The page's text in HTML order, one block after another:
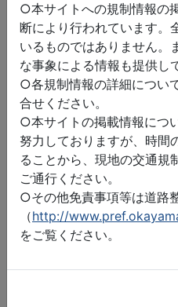
○本サイトへの規制情報の
断により行われています。
いるものではありません。
な事象による情報も提供し
○各規制情報の詳細につい
合せください。
○本サイトの掲載情報につ
努力しておりますが、時間
ることから、現地の交通規
ご通行ください。
○その他免責事項等は道路
（http://
をご覧ください。